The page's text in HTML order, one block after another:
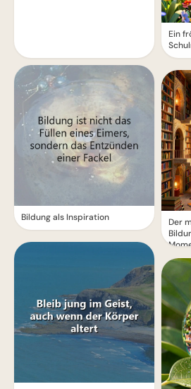
Bildung als Inspiration
Ein
Der